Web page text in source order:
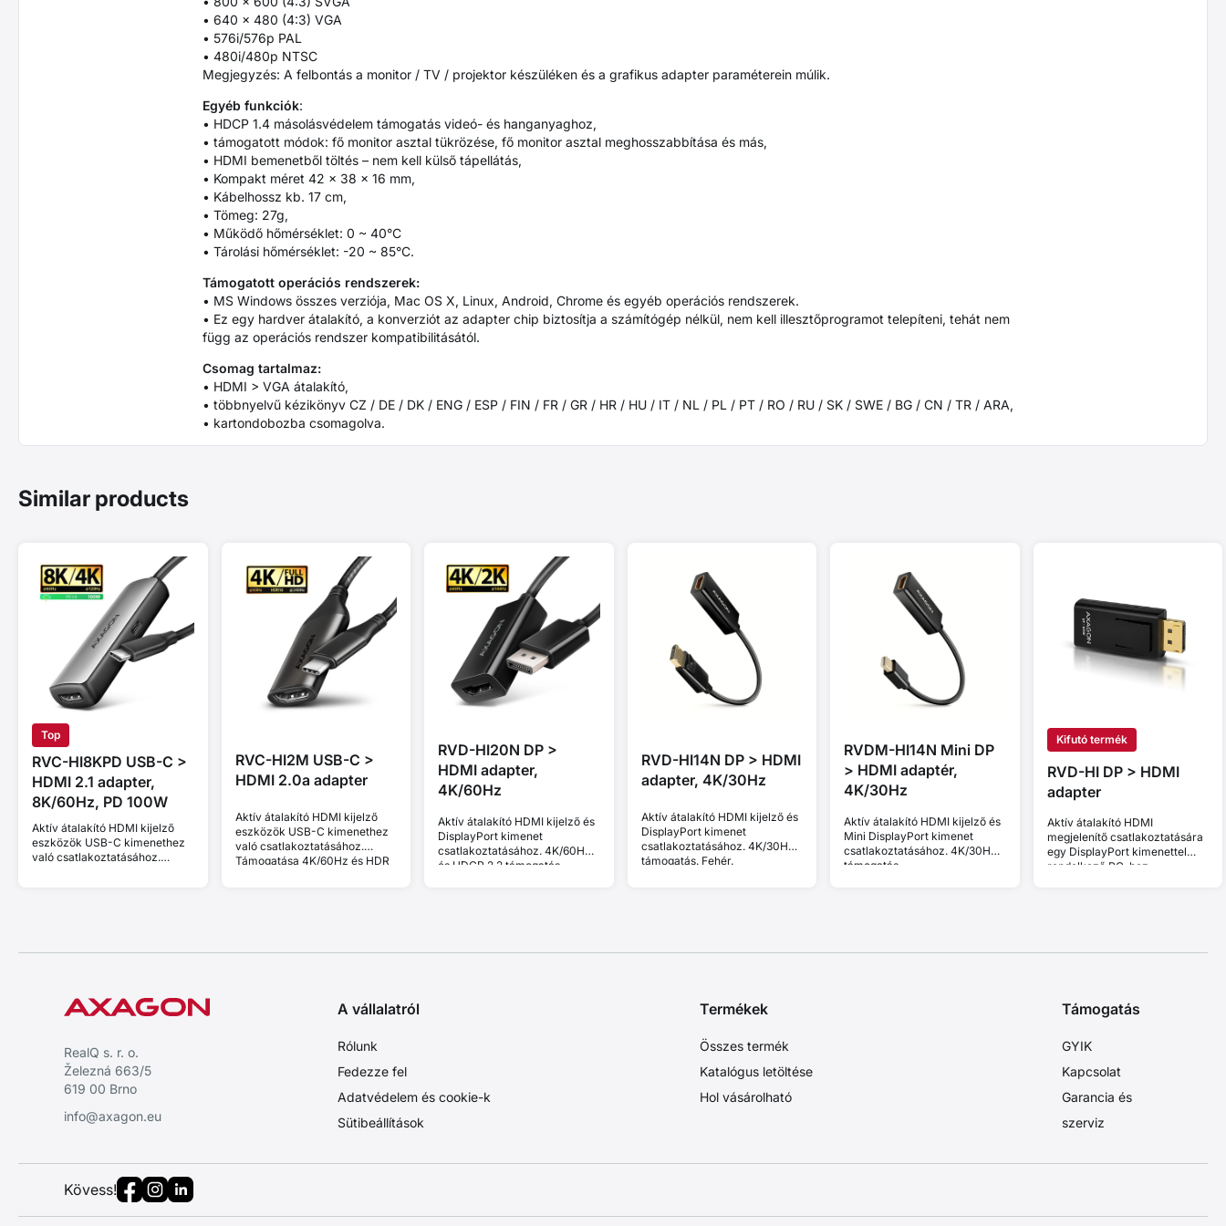
• 640 x 480 (4:3) VGA
• 576i/576p PAL
• 480i/480p NTSC
Megjegyzés: A felbontás a monitor / TV / projektor készüléken és a grafikus adapter paraméterein múlik.
Egyéb funkciók:
• HDCP 1.4 másolásvédelem támogatás videó- és hanganyaghoz,
• támogatott módok: fő monitor asztal tükrözése, fő monitor asztal meghosszabbítása és más,
• HDMI bemenetből töltés – nem kell külső tápellátás,
• Kompakt méret 42 x 38 x 16 mm,
• Kábelhossz kb. 17 cm,
• Tömeg: 27g,
• Működő hőmérséklet: 0 ~ 40°C
• Tárolási hőmérséklet: -20 ~ 85°C.
Támogatott operációs rendszerek:
• MS Windows összes verziója, Mac OS X, Linux, Android, Chrome és egyéb operációs rendszerek.
• Ez egy hardver átalakító, a konverziót az adapter chip biztosítja a számítógép nélkül, nem kell illesztőprogramot telepíteni, tehát nem
függ az operációs rendszer kompatibilitásától.
Csomag tartalmaz:
• HDMI > VGA átalakító,
• többnyelvű kézikönyv CZ / DE / DK / ENG / ESP / FIN / FR / GR / HR / HU / IT / NL / PL / PT / RO / RU / SK / SWE / BG / CN / TR / ARA,
• kartondobozba csomagolva.
Similar products
Top
RVC-HI8KPD USB-C >
HDMI 2.1 adapter,
8K/60Hz, PD 100W
Aktív átalakító HDMI kijelző
eszközök USB-C kimenethez
való csatlakoztatásához.
RVC-HI2M USB-C >
HDMI 2.0a adapter
Aktív átalakító HDMI kijelző
eszközök USB-C kimenethez
való csatlakoztatásához.
Támogatása 4K/60Hz és HDR
RVD-HI20N DP >
HDMI adapter,
4K/60Hz
Aktív átalakító HDMI kijelző és
DisplayPort kimenet
csatlakoztatásához. 4K/60Hz
és HDCP 2.2 támogatás.
RVD-HI14N DP > HDMI
adapter, 4K/30Hz
Aktív átalakító HDMI kijelző és
DisplayPort kimenet
csatlakoztatásához. 4K/30Hz
támogatás. Fehér.
RVDM-HI14N Mini DP
> HDMI adaptér,
4K/30Hz
Aktív átalakító HDMI kijelző és
Mini DisplayPort kimenet
csatlakoztatásához. 4K/30Hz
támogatás.
Kifutó termék
RVD-HI DP > HDMI
adapter
Aktív átalakító HDMI
megjelenítő csatlakoztatására
egy DisplayPort kimenettel
rendelkező PC-hez.
RealQ s. r. o.
Železná 663/5
619 00 Brno
info@axagon.eu
A vállalatról
Rólunk
Fedezze fel
Adatvédelem és cookie-k
Sütibeállítások
Termékek
Összes termék
Katalógus letöltése
Hol vásárolható
Támogatás
GYIK
Kapcsolat
Garancia és
szerviz
Kövess!